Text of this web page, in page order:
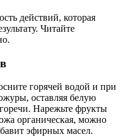
действий, которая
Читайте
горячей водой и при
оставляя белую
Нарежьте фрукты
органическая, можно
эфирных масел.